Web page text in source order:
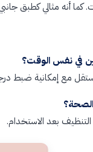
أنه مثالي كطبق
في نفس الوقت؟
مع إمكانية ضبط
بعد الاستخدام.